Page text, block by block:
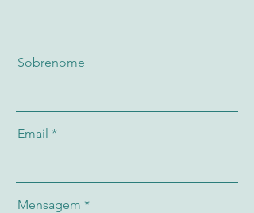
Sobrenome
Email
Mensagem